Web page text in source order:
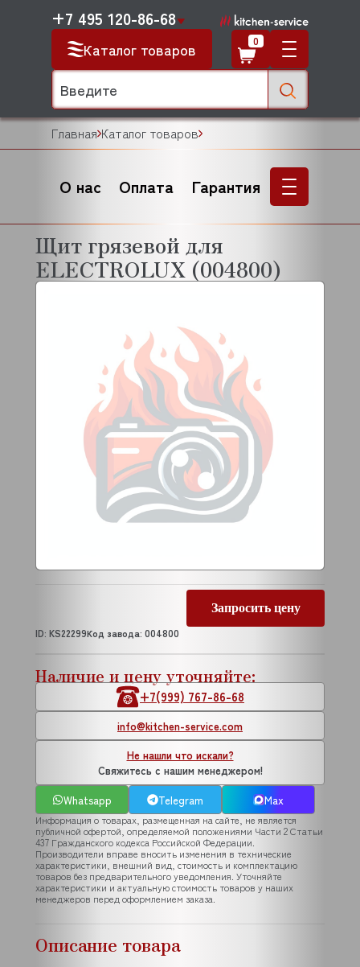
Каталог товаров
+7 495 120-86-68
0
Главная Каталог товаров
О нас Оплата Гарантия
Щит грязевой для
ELECTROLUX (004800)
Запросить цену
ID: KS22299Код завода: 004800
Наличие и цену уточняйте:
+7(999) 767-86-68
info@kitchen-service.com
Не нашли что искали?
Свяжитесь с нашим менеджером!
Whatsapp
Telegram Max
Информация о товарах, размещенная на сайте, не является
публичной офертой, определяемой положениями Части 2 Статьи
437 Гражданского кодекса Российской Федерации.
Производители вправе вносить изменения в технические
характеристики, внешний вид, стоимость и комплектацию
товаров без предварительного уведомления. Уточняйте
характеристики и актуальную стоимость товаров у наших
менеджеров перед оформлением заказа.
Описание товара